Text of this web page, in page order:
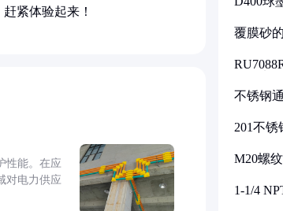
紧体验起来！
性能。在应
对电力供应
覆膜砂
不锈钢
201不
M20螺
1-1/4